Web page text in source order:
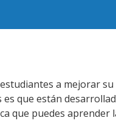
a mejorar
que están
que puedes